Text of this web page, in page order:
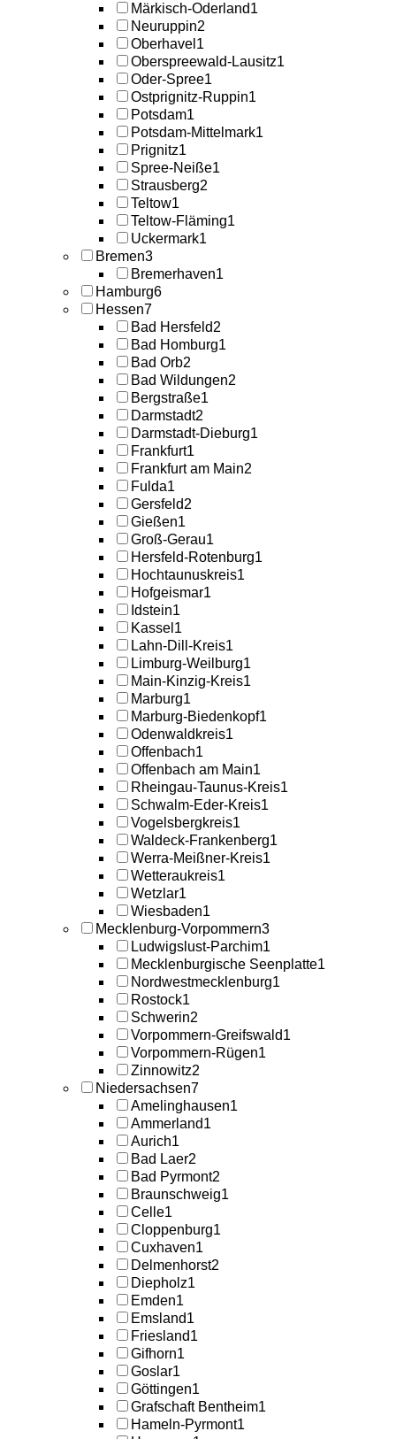
Märkisch-Oderland1
Neuruppin2
Oberhavel 1
Oberspreewald-Lausitz1
Oder-Spree1
Ostprignitz-Ruppin1
Potsdam1
Potsdam-Mittelmark1
Prignitz1
Spree-Neiße1
Strausberg2
Teltow1
Teltow-Fläming1
Uckermark1
Bremen3
Bremerhaven1
Hamburg6
Hessen7
Bad Hersfeld2
Bad Homburg1
Bad Orb2
Bad Wildungen2
Bergstraße1
Darmstadt2
Darmstadt-Dieburg1
Frankfurt1
Frankfurt am Main2
Fulda1
Gersfeld2
Gießen1
Groß-Gerau1
Hersfeld-Rotenburg1
Hochtaunuskreis1
Hofgeismar1
Idstein1
Kassel 1
Lahn-Dill-Kreis1
Limburg-Weilburg1
Main-Kinzig-Kreis1
Marburg1
Marburg-Biedenkopf1
Odenwaldkreis1
Offenbach1
Offenbach am Main1
Rheingau-Taunus-Kreis1
Schwalm-Eder-Kreis1
Vogelsbergkreis1
Waldeck-Frankenberg1
Werra-Meißner-Kreis1
Wetteraukreis1
Wetzlar1
Wiesbaden1
Mecklenburg-Vorpommern3
Ludwigslust-Parchim1
Mecklenburgische Seenplatte1
Nordwestmecklenburg1
Rostock1
Schwerin2
Vorpommern-Greifswald1
Vorpommern-Rügen1
Zinnowitz2
Niedersachsen7
Amelinghausen1
Ammerland1
Aurich1
Bad Laer2
Bad Pyrmont2
Braunschweig1
Celle1
Cloppenburg1
Cuxhaven1
Delmenhorst2
Diepholz1
Emden1
Emsland1
Friesland1
Gifhorn1
Goslar1
Göttingen1
Grafschaft Bentheim1
Hameln-Pyrmont1